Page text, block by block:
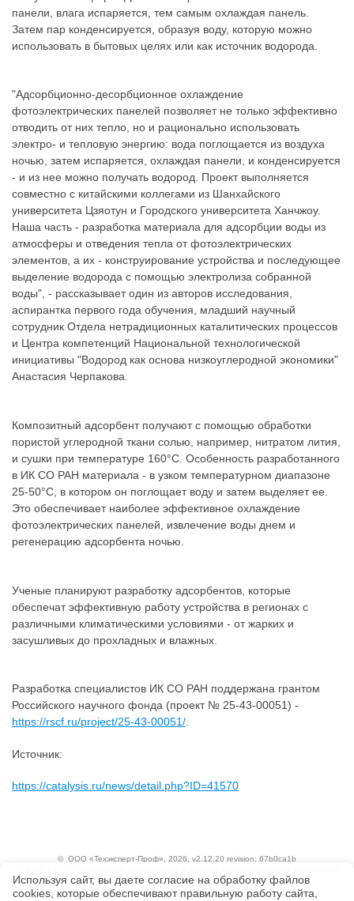
панели, влага испаряется, тем самым охлаждая панель.
Затем пар конденсируется, образуя воду, которую можно
использовать в бытовых целях или как источник водорода.
"Адсорбционно-десорбционное охлаждение
фотоэлектрических панелей позволяет не только эффективно
отводить от них тепло, но и рационально использовать
электро- и тепловую энергию: вода поглощается из воздуха
ночью, затем испаряется, охлаждая панели, и конденсируется
- и из нее можно получать водород. Проект выполняется
совместно с китайскими коллегами из Шанхайского
университета Цзяотун и Городского университета Ханчжоу.
Наша часть - разработка материала для адсорбции воды из
атмосферы и отведения тепла от фотоэлектрических
элементов, а их - конструирование устройства и последующее
выделение водорода с помощью электролиза собранной
воды", - рассказывает один из авторов исследования,
аспирантка первого года обучения, младший научный
сотрудник Отдела нетрадиционных каталитических процессов
и Центра компетенций Национальной технологической
инициативы "Водород как основа низкоуглеродной экономики"
Анастасия Черпакова.
Композитный адсорбент получают с помощью обработки
пористой углеродной ткани солью, например, нитратом лития,
и сушки при температуре 160°C. Особенность разработанного
в ИК СО РАН материала - в узком температурном диапазоне
25-50°C, в котором он поглощает воду и затем выделяет ее.
Это обеспечивает наиболее эффективное охлаждение
фотоэлектрических панелей, извлечение воды днем и
регенерацию адсорбента ночью.
Ученые планируют разработку адсорбентов, которые
обеспечат эффективную работу устройства в регионах с
различными климатическими условиями - от жарких и
засушливых до прохладных и влажных.
Разработка специалистов ИК СО РАН поддержана грантом
Российского научного фонда (проект № 25-43-00051) -
https://rscf.ru/project/25-43-00051/
Источник:
https://catalysis.ru/news/detail.php?ID=41570
© ООО «Техэксперт-Проф», 2026, v2.12.20 revision: 67b0ca1b
1.01, 3.01
Ценовая политика
Используя сайт, вы даете согласие на обработку файлов
сооkiеs, которые обеспечивают правильную работу сайта,